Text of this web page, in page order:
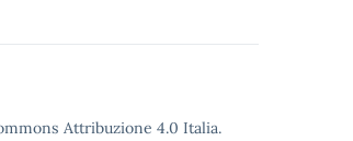
Attribuzione 4.0 Italia.